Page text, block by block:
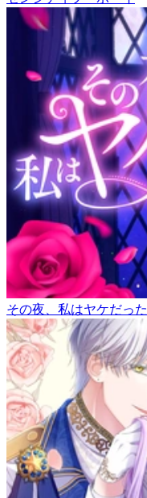
その夜、私はヤケだった